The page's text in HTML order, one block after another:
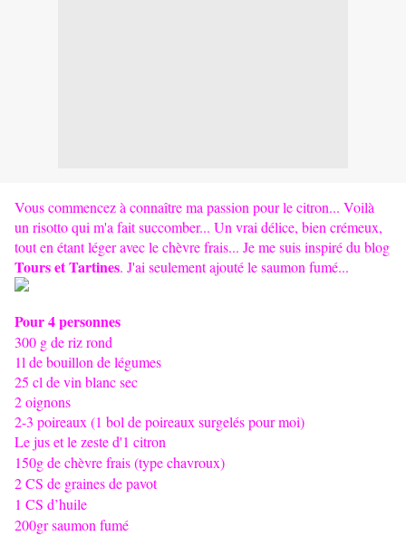
Vous commencez à connaître ma passion pour le citron... Voilà
un risotto qui m'a fait succomber... Un vrai délice, bien crémeux,
tout en étant léger avec le chèvre frais... Je me suis inspiré du blog
Tours et Tartines. J'ai seulement ajouté le saumon fumé...
Pour 4 personnes
300 g de riz rond
1l de bouillon de légumes
25 cl de vin blanc sec
2 oignons
2-3 poireaux (1 bol de poireaux surgelés pour moi)
Le jus et le zeste d'1 citron
150g de chèvre frais (type chavroux)
2 CS de graines de pavot
1 CS d’huile
200gr saumon fumé